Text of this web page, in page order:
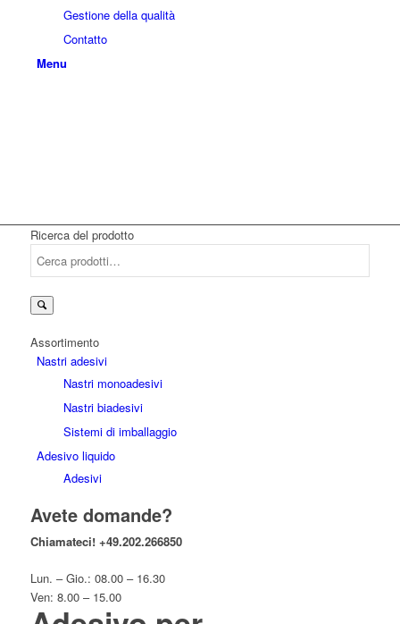
Gestione della qualità
Contatto
Menu
Ricerca del prodotto
Assortimento
Nastri adesivi
Nastri monoadesivi
Nastri biadesivi
Sistemi di imballaggio
Adesivo liquido
Adesivi
Avete domande?
Chiamateci! +49.202.266850
Lun. – Gio.: 08.00 – 16.30
Ven: 8.00 – 15.00